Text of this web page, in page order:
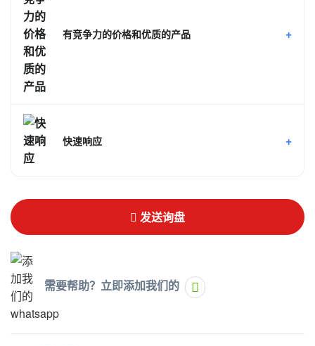
有竞争力的价格和优质的产品 +
快速响应 +
发送询盘
需要帮助？立即添加我们的